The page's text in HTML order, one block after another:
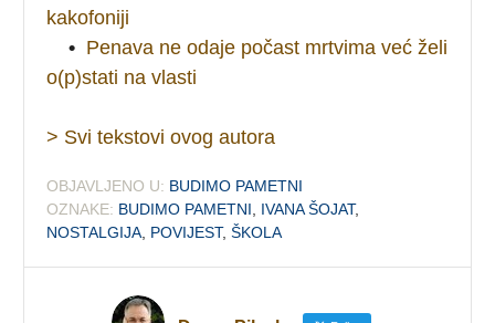
kakofoniji
• Penava ne odaje počast mrtvima već želi
o(p)stati na vlasti
> Svi tekstovi ovog autora
OBJAVLJENO U: BUDIMO PAMETNI
OZNAKE: BUDIMO PAMETNI IVANA ŠOJAT,
NOSTALGIJA POVIJEST,ŠKOLA